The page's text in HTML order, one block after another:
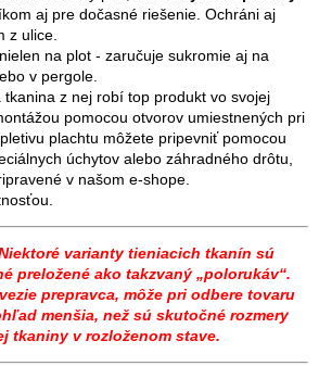
aj pre dočasné riešenie. Ochráni aj
z ulice.
nielen na plot - zaručuje sukromie aj na
v pergole.
tkanina z nej robí top produkt vo svojej
pomocou otvorov umiestnených pri
plachtu môžete pripevniť pomocou
úchytov alebo záhradného drôtu,
v našom e-shope.
Niektoré varianty tieniacich tkanín sú
preložené ako takzvaný „polorukáv“.
prepravca, môže pri odbere tovaru
menšia, než sú skutočné rozmery
tkaniny v rozloženom stave.